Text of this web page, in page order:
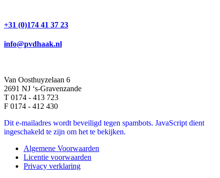
+31 (0)174 41 37 23
info@pvdhaak.nl
Van Oosthuyzelaan 6
2691 NJ ‘s-Gravenzande
T 0174 - 413 723
F 0174 - 412 430
Dit e-mailadres wordt beveiligd tegen spambots. JavaScript dient
ingeschakeld te zijn om het te bekijken.
Algemene Voorwaarden
Licentie voorwaarden
Privacy verklaring